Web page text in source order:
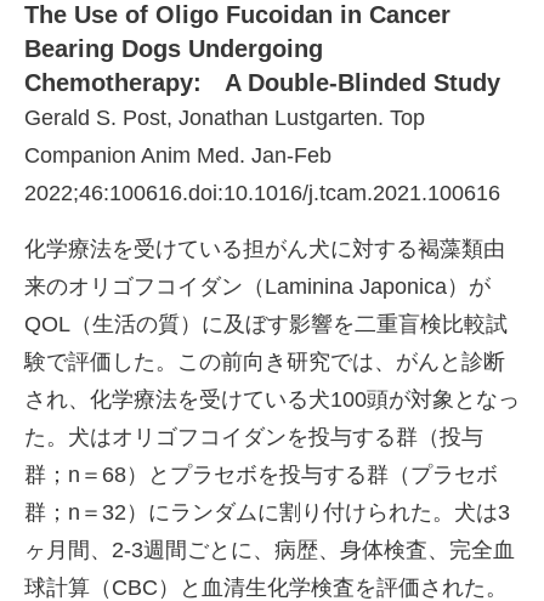
The Use of Oligo Fucoidan in Cancer
Bearing Dogs Undergoing
Chemotherapy: A Double-Blinded Study
Gerald S. Post, Jonathan Lustgarten. Top
Companion Anim Med. Jan-Feb
2022;46:100616.doi:10.1016/j.tcam.2021.100616
化学療法を受けている担がん犬に対する褐藻類由
来のオリゴフコイダン（Laminina Japonica）が
QOL（生活の質）に及ぼす影響を二重盲検比較試
験で評価した。この前向き研究では、がんと診断
され、化学療法を受けている犬100頭が対象となっ
た。犬はオリゴフコイダンを投与する群（投与
群；n＝68）とプラセボを投与する群（プラセボ
群；n＝32）にランダムに割り付けられた。犬は3
ヶ月間、2-3週間ごとに、病歴、身体検査、完全血
球計算（CBC）と血清生化学検査を評価された。